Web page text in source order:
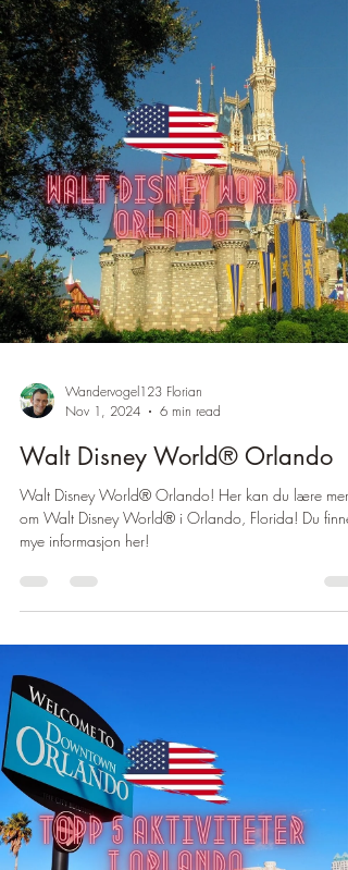
Wandervogel123 Florian
Nov 1, 2024
6 min read
Walt Disney World® Orlando
Walt Disney World® Orlando! Her kan du lære mer
om Walt Disney World® i Orlando, Florida! Du finner
mye informasjon her!